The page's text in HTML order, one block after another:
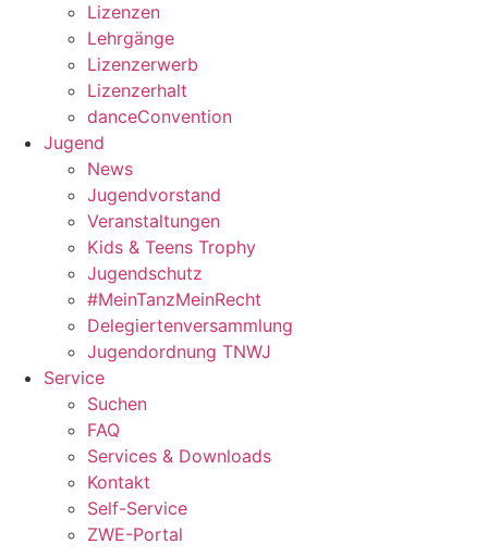
Lizenzen
Lehrgänge
Lizenzerwerb
Lizenzerhalt
danceConvention
Jugend
News
Jugendvorstand
Veranstaltungen
Kids & Teens Trophy
Jugendschutz
#MeinTanzMeinRecht
Delegiertenversammlung
Jugendordnung TNWJ
Service
Suchen
FAQ
Services & Downloads
Kontakt
Self-Service
ZWE-Portal